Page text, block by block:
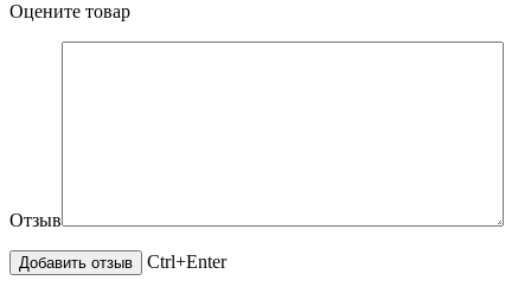
Оцените товар
Отзыв
Ctrl+Enter